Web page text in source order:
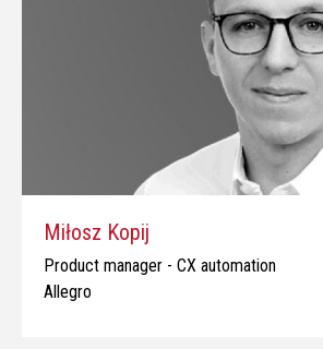
Miłosz Kopij
Product manager - CX automation
Allegro